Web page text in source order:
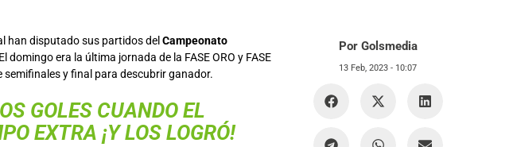
han disputado sus partidos del Campeonato
domingo era la última jornada de la FASE ORO y FASE
semifinales y final para descubrir ganador.
GOLES CUANDO EL
EXTRA ¡Y LOS LOGRÓ!
Por Golsmedia
13 Feb, 2023 - 10:07